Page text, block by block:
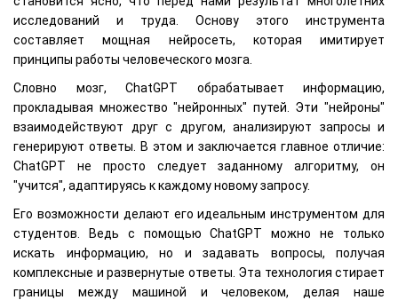
исследований и труда. Основу этого инструмента
составляет мощная нейросеть, которая имитирует
принципы работы человеческого мозга.
Словно мозг, ChatGPT обрабатывает информацию,
прокладывая множество "нейронных" путей. Эти "нейроны"
взаимодействуют друг с другом, анализируют запросы и
генерируют ответы. В этом и заключается главное отличие:
ChatGPT не просто следует заданному алгоритму, он
"учится", адаптируясь к каждому новому запросу.
Его возможности делают его идеальным инструментом для
студентов. Ведь с помощью ChatGPT можно не только
искать информацию, но и задавать вопросы, получая
комплексные и развернутые ответы. Эта технология стирает
границы между машиной и человеком, делая наше